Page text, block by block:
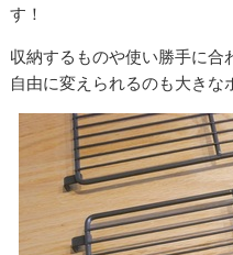
す！
収納するものや使い勝手に合
自由に変えられるのも大きな